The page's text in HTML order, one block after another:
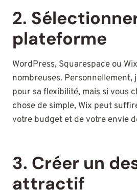
2.
plateforme
WordPress, Squarespace ou
nombreuses. Personnellement,
pour sa flexibilité, mais si vous
chose de simple, Wix peut
votre budget et de votre envie
3. Créer un
attractif